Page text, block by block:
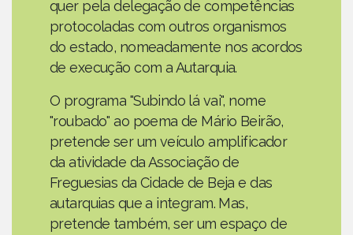
quer pela delegação de competências
protocoladas com outros organismos
do estado, nomeadamente nos acordos
de execução com a Autarquia.
O programa "Subindo lá vai", nome
"roubado" ao poema de Mário Beirão,
pretende ser um veículo amplificador
da atividade da Associação de
Freguesias da Cidade de Beja e das
autarquias que a integram. Mas,
pretende também, ser um espaço de